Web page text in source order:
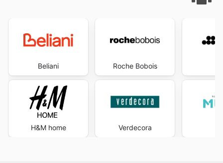
Beliani
H&M home
Roche Bobois
Verdecora